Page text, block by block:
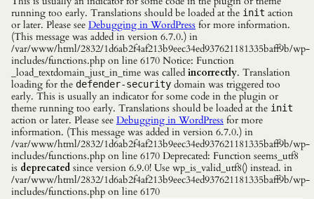
running too early. Translations should be loaded at the init action
or later. Please see Debugging in WordPress for more information.
(This message was added in version 6.7.0.) in
/var/www/html/2832/1d6ab2f4af213b9eec34ed937621181335baff9b/wp-
includes/functions.php on line 6170 Notice: Function
_load_textdomain_just_in_time was called incorrectly. Translation
loading for the defender-security domain was triggered too
early. This is usually an indicator for some code in the plugin or
theme running too early. Translations should be loaded at the init
action or later. Please see Debugging in WordPress for more
information. (This message was added in version 6.7.0.) in
/var/www/html/2832/1d6ab2f4af213b9eec34ed937621181335baff9b/wp-
includes/functions.php on line 6170 Deprecated: Function seems_utf8
is deprecated since version 6.9.0! Use wp_is_valid_utf8() instead. in
/var/www/html/2832/1d6ab2f4af213b9eec34ed937621181335baff9b/wp-
includes/functions.php on line 6170